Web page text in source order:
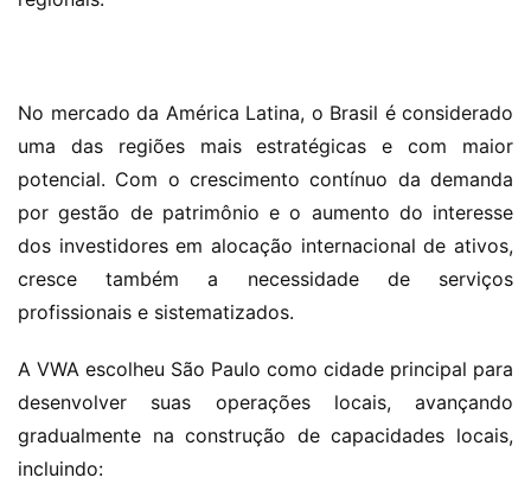
No mercado da América Latina, o Brasil é considerado
uma das regiões mais estratégicas e com maior
potencial. Com o crescimento contínuo da demanda
por gestão de patrimônio e o aumento do interesse
dos investidores em alocação internacional de ativos,
cresce também a necessidade de serviços
profissionais e sistematizados.
A VWA escolheu São Paulo como cidade principal para
desenvolver suas operações locais, avançando
gradualmente na construção de capacidades locais,
incluindo: